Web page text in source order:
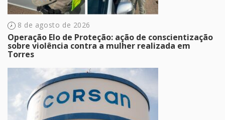
8 de agosto de 2026
Operação Elo de Proteção: ação de conscientização
sobre violência contra a mulher realizada em
Torres